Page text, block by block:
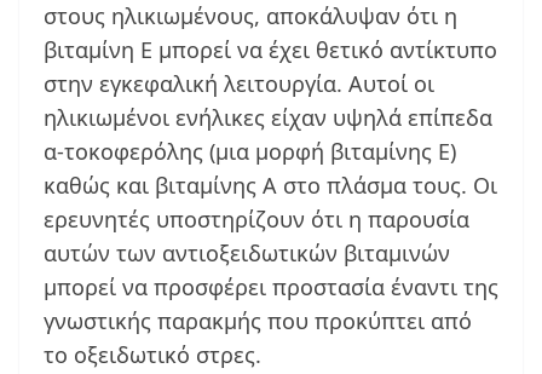
στους ηλικιωμένους, αποκάλυψαν ότι η
βιταμίνη Ε μπορεί να έχει θετικό αντίκτυπο
στην εγκεφαλική λειτουργία. Αυτοί οι
ηλικιωμένοι ενήλικες είχαν υψηλά επίπεδα
α-τοκοφερόλης (μια μορφή βιταμίνης Ε)
καθώς και βιταμίνης Α στο πλάσμα τους. Οι
ερευνητές υποστηρίζουν ότι η παρουσία
αυτών των αντιοξειδωτικών βιταμινών
μπορεί να προσφέρει προστασία έναντι της
γνωστικής παρακμής που προκύπτει από
το οξειδωτικό στρες.